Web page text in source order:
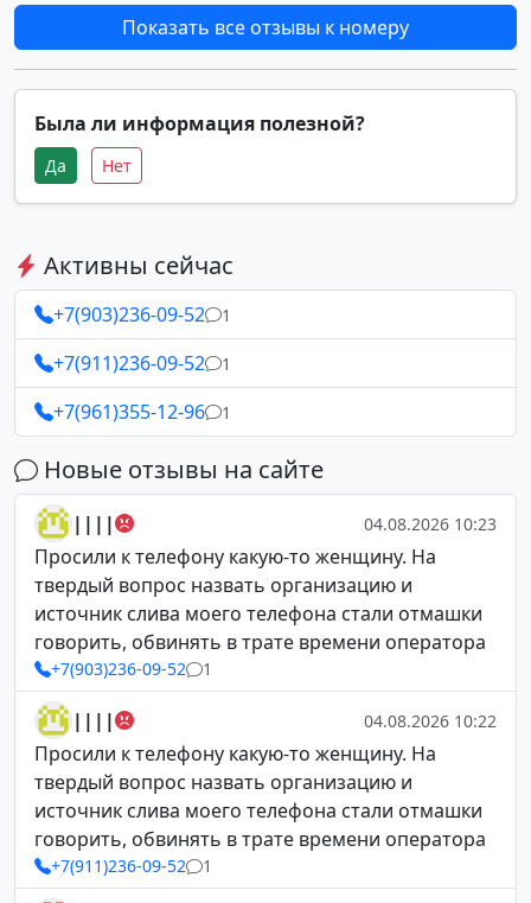
Показать все отзывы к номеру
Была ли информация полезной?
Да Нет
Активны сейчас
+7(903)236-09-52 1
+7(911)236-09-52 1
+7(961)355-12-96 1
Новые отзывы на сайте
|||| 04.08.2026 10:23
Просили к телефону какую-то женщину. На
твердый вопрос назвать организацию и
источник слива моего телефона стали отмашки
говорить, обвинять в трате времени оператора
+7(903)236-09-52 1
|||| 04.08.2026 10:22
Просили к телефону какую-то женщину. На
твердый вопрос назвать организацию и
источник слива моего телефона стали отмашки
говорить, обвинять в трате времени оператора
+7(911)236-09-52 1